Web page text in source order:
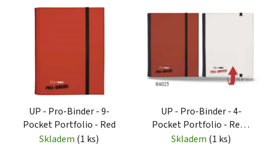
UP - Pro-Binder - 9-
Pocket Portfolio - Red
Skladem (1 ks)
UP - Pro-Binder - 4-
Pocket Portfolio - Red /
White
Skladem (1 ks)